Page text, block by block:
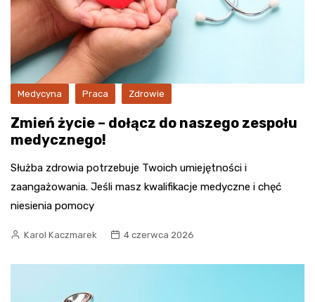
Medycyna Praca Zdrowie
Zmień życie – dołącz do naszego zespołu
medycznego!
Służba zdrowia potrzebuje Twoich umiejętności i
zaangażowania. Jeśli masz kwalifikacje medyczne i chęć
niesienia pomocy
Karol Kaczmarek 4 czerwca 2026